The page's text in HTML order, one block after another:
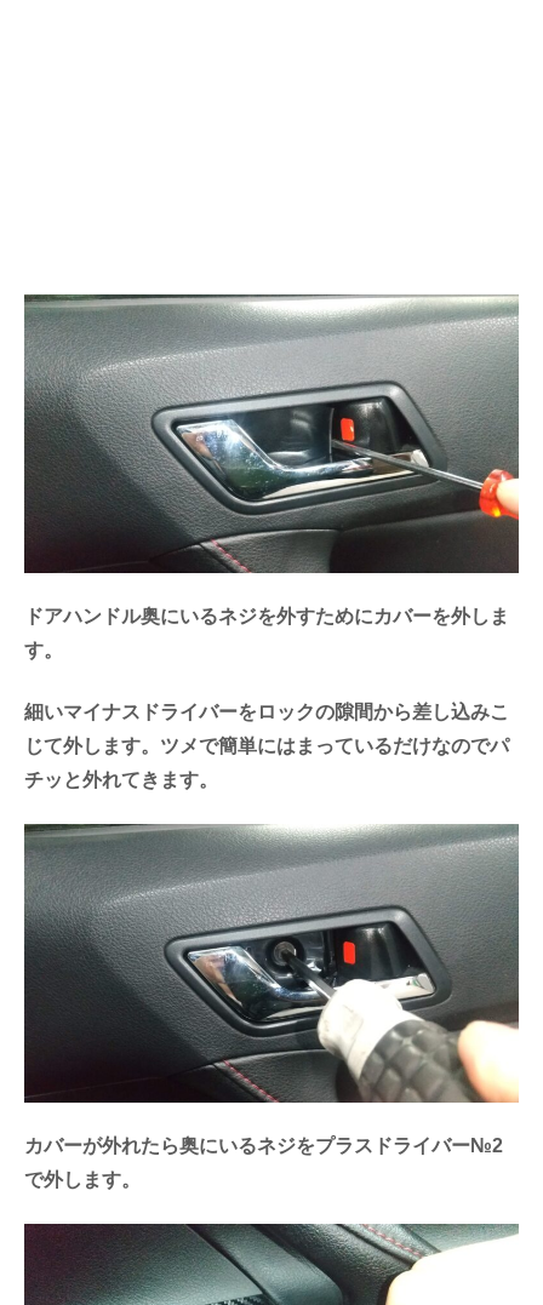
ドアハンドル奥にいるネジを外すためにカバーを外しま
す。
細いマイナスドライバーをロックの隙間から差し込みこ
じて外します。ツメで簡単にはまっているだけなのでパ
チッと外れてきます。
カバーが外れたら奥にいるネジをプラスドライバー№2
で外します。